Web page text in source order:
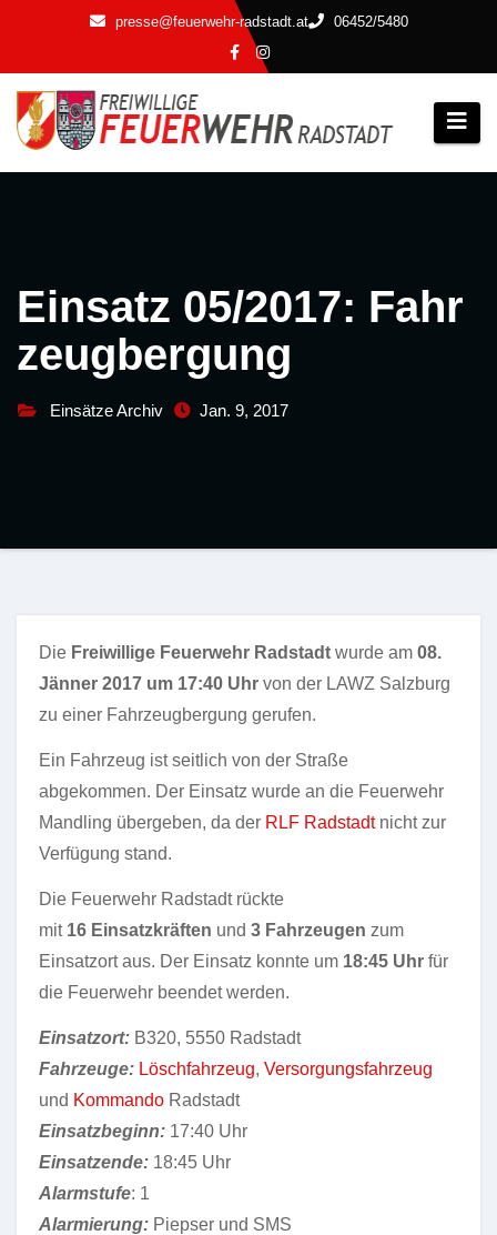
springen
presse@feuerwehr-radstadt.at 06452/5480
Einsatz 05/2017: Fahr
zeugbergung
Einsätze Archiv Jan. 9, 2017
Die Freiwillige Feuerwehr Radstadt wurde am 08.
Jänner 2017 um 17:40 Uhr von der LAWZ Salzburg
zu einer Fahrzeugbergung gerufen.
Ein Fahrzeug ist seitlich von der Straße
abgekommen. Der Einsatz wurde an die Feuerwehr
Mandling übergeben, da der RLF Radstadtnicht zur
Verfügung stand.
Die Feuerwehr Radstadt rückte
mit 16 Einsatzkräften und 3 Fahrzeugen zum
Einsatzort aus. Der Einsatz konnte um 18:45 Uhr für
die Feuerwehr beendet werden.
Einsatzort: B320, 5550 Radstadt
Fahrzeuge: Löschfahrzeug, Versorgungsfahrzeug
und Kommando Radstadt
Einsatzbeginn: 17:40 Uhr
Einsatzende: 18:45 Uhr
Alarmstufe: 1
Alarmierung: Piepser und SMS